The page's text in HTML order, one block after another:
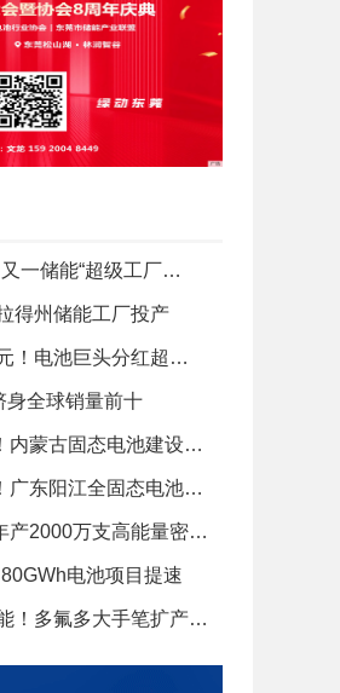
一储能“超级工厂…
得州储能工厂投产
！电池巨头分红超…
身全球销量前十
内蒙古固态电池建设…
广东阳江全固态电池…
产2000万支高能量密…
电池项目提速
！多氟多大手笔扩产…